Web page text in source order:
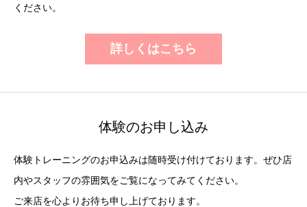
ください。
詳しくはこちら
体験のお申し込み
体験トレーニングのお申込みは随時受け付けております。ぜひ店
内やスタッフの雰囲気をご覧になってみてください。
ご来店を心よりお待ち申し上げております。